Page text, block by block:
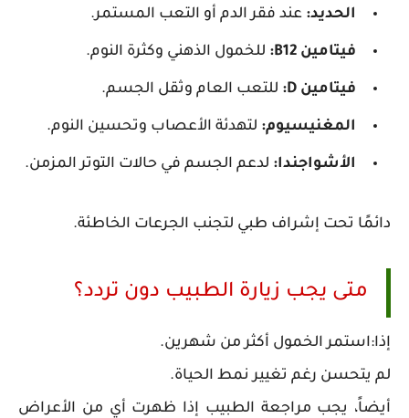
الحديد: عند فقر الدم أو التعب المستمر.
فيتامين B12: للخمول الذهني وكثرة النوم.
فيتامين D: للتعب العام وثقل الجسم.
المغنيسيوم: لتهدئة الأعصاب وتحسين النوم.
الأشواجندا: لدعم الجسم في حالات التوتر المزمن.
دائمًا تحت إشراف طبي لتجنب الجرعات الخاطئة.
متى يجب زيارة الطبيب دون تردد؟
إذا:استمر الخمول أكثر من شهرين.
لم يتحسن رغم تغيير نمط الحياة.
أيضاً، يجب مراجعة الطبيب إذا ظهرت أي من الأعراض